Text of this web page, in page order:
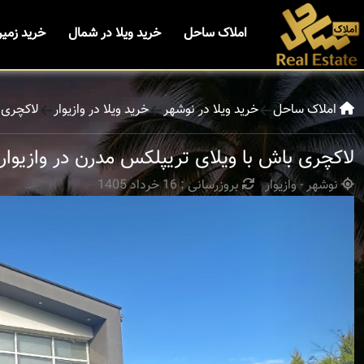
املاک ساحل خرید ویلا در شمال خرید
املاک ساحل خرید ویلا در نوشهر خرید ویلا در وازیوار
لاکچری باش با ویلای تریپلکس مدرن در
نوشهر - وازیوار بروزرسانی : 16 خرداد 1405